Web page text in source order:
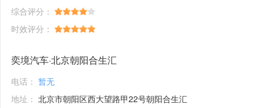
综合评分：
时效评分：
奕境汽车·北京朝阳合生汇
电话： 暂无
地址： 北京市朝阳区西大望路甲22号朝阳合生汇